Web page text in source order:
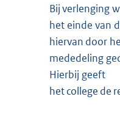
Bij verlenging
het einde van
hiervan door
mededeling
Hierbij geeft
het college de